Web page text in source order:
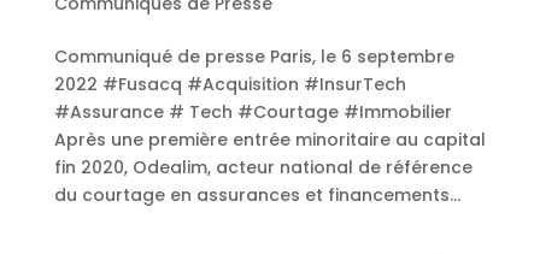
Communiqué de presse Paris, le 6 septembre
2022 #Fusacq #Acquisition #InsurTech
#Assurance # Tech #Courtage #Immobilier
Après une première entrée minoritaire au capital
fin 2020, Odealim, acteur national de référence
du courtage en assurances et financements...